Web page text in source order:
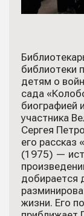
библиотеки
детям о
сада
биографией
участника
Сергея
его рассказ
(1975) —
добирается
жизни. Его